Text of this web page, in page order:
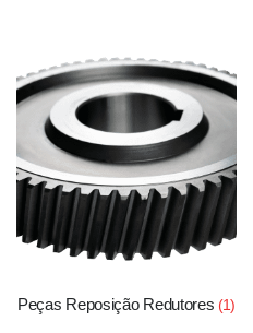
Peças Reposição Redutores (1)